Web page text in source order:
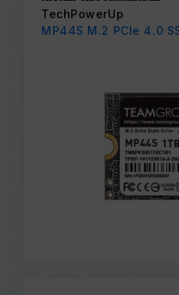
TechPowerUp
MP44S M.2 PCIe 4.0